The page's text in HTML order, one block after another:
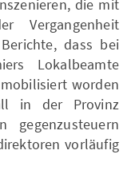
die mit
Vergangenheit
dass bei
Lokalbeamte
worden
in der Provinz
gegenzusteuern
vorläufig